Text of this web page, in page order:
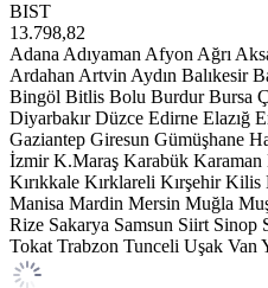
BIST
13.798,82
Adana Adıyaman Afyon Ağrı
Ardahan Artvin Aydın Balıkesir
Bingöl Bitlis Bolu Burdur Bursa
Diyarbakır Düzce Edirne Elazığ
Gaziantep Giresun Gümüşhane
İzmir K.Maraş Karabük Karaman
Kırıkkale Kırklareli Kırşehir Kilis
Manisa Mardin Mersin Muğla
Rize Sakarya Samsun Siirt Sinop
Tokat Trabzon Tunceli Uşak Van